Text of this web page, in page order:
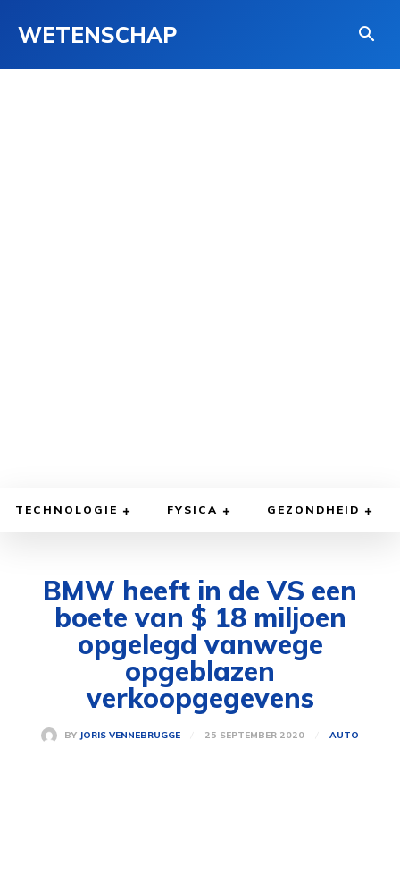
WETENSCHAP
TECHNOLOGIE FYSICA GEZONDHEID
BMW heeft in de VS een
boete van $ 18 miljoen
opgelegd vanwege
opgeblazen
verkoopgegevens
BY JORIS VENNEBRUGGE 25 SEPTEMBER 2020 AUTO